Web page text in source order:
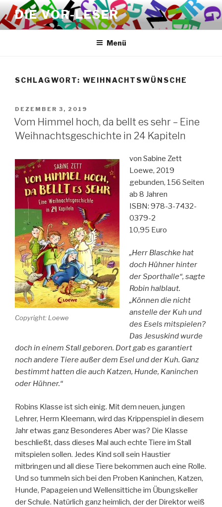
Zum
Inhalt
springen
DIE VOR-LESER
Menü
SCHLAGWORT: WEIHNACHTSWÜNSCHE
VERÖFFENTLICHT
AM
DEZEMBER 3, 2019
Vom Himmel hoch, da bellt es sehr – Eine
Weihnachtsgeschichte in 24 Kapiteln
Copyright: Loewe
von Sabine Zett
Loewe, 2019
gebunden, 156 Seiten
ab 8 Jahren
ISBN: 978-3-7432-
0379-2
10,95 Euro
„Herr Blaschke hat
doch Hühner hinter
der Sporthalle“, sagte
Robin halblaut.
„Können die nicht
anstelle der Kuh und
des Esels mitspielen?
Das Jesuskind wurde
doch in einem Stall geboren. Dort gab es garantiert
noch andere Tiere außer dem Esel und der Kuh. Ganz
bestimmt hatten die auch Katzen, Hunde, Kaninchen
oder Hühner.“
Robins Klasse ist sich einig. Mit dem neuen, jungen
Lehrer, Herrn Kleemann, wird das Krippenspiel in diesem
Jahr etwas ganz Besonderes Aber was? Die Klasse
beschließt, dass dieses Mal auch echte Tiere im Stall
mitspielen sollen. Jedes Kind soll sein Haustier
mitbringen und all diese Tiere bekommen auch eine Rolle.
Und so tummeln sich bei den Proben Kaninchen, Katzen,
Hunde, Papageien und Wellensittiche im Übungskeller
der Schule. Natürlich ganz heimlich, der der Direktor weiß